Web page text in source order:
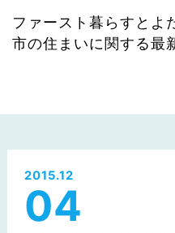
ファースト暮らすとよ
市の住まいに関する最
2015.12
04